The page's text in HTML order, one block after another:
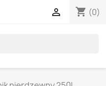
shopping_cart (0)
